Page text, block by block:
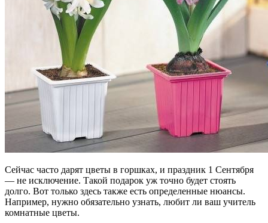
Сейчас часто дарят цветы в горшках, и праздник 1 Сентября
— не исключение. Такой подарок уж точно будет стоять
долго. Вот только здесь также есть определенные нюансы.
Например, нужно обязательно узнать, любит ли ваш учитель
комнатные цветы.